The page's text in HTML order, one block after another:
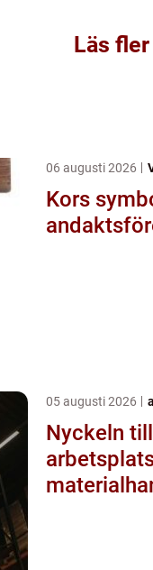
Läs
06 augusti 2026
Kors symbol, smycke och
05 augusti 2026
Nyckeln